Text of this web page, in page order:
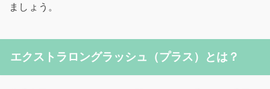
ましょう。
エクストラロングラッシュ（プラス）とは？